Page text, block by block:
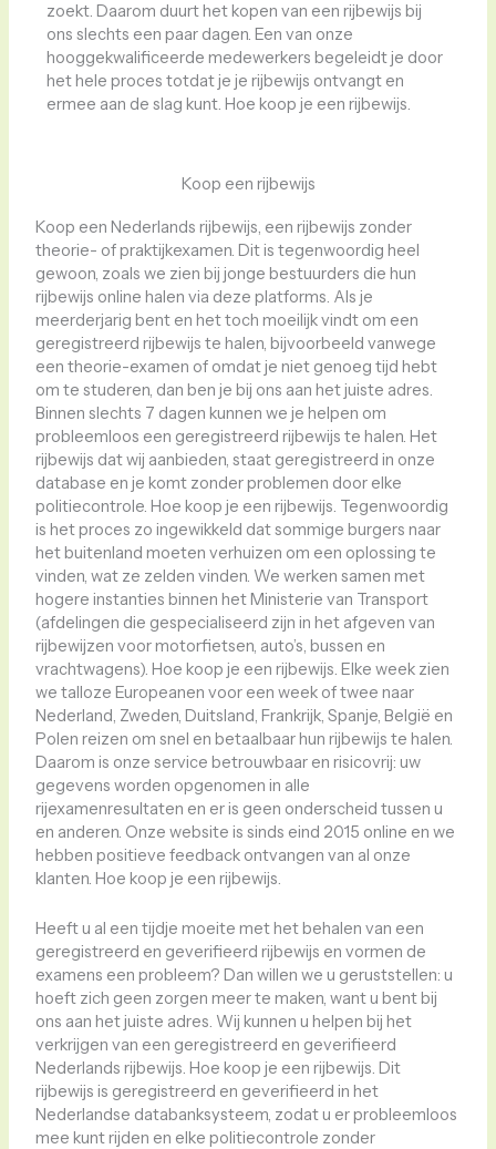
zoekt. Daarom duurt het kopen van een rijbewijs bij
ons slechts een paar dagen. Een van onze
hooggekwalificeerde medewerkers begeleidt je door
het hele proces totdat je je rijbewijs ontvangt en
ermee aan de slag kunt. Hoe koop je een rijbewijs.
Koop een rijbewijs
Koop een Nederlands rijbewijs, een rijbewijs zonder
theorie- of praktijkexamen. Dit is tegenwoordig heel
gewoon, zoals we zien bij jonge bestuurders die hun
rijbewijs online halen via deze platforms. Als je
meerderjarig bent en het toch moeilijk vindt om een ​​
geregistreerd rijbewijs te halen, bijvoorbeeld vanwege
een theorie-examen of omdat je niet genoeg tijd hebt
om te studeren, dan ben je bij ons aan het juiste adres.
Binnen slechts 7 dagen kunnen we je helpen om
probleemloos een geregistreerd rijbewijs te halen. Het
rijbewijs dat wij aanbieden, staat geregistreerd in onze
database en je komt zonder problemen door elke
politiecontrole. Hoe koop je een rijbewijs. Tegenwoordig
is het proces zo ingewikkeld dat sommige burgers naar
het buitenland moeten verhuizen om een ​​oplossing te
vinden, wat ze zelden vinden. We werken samen met
hogere instanties binnen het Ministerie van Transport
(afdelingen die gespecialiseerd zijn in het afgeven van
rijbewijzen voor motorfietsen, auto’s, bussen en
vrachtwagens). Hoe koop je een rijbewijs. Elke week zien
we talloze Europeanen voor een week of twee naar
Nederland, Zweden, Duitsland, Frankrijk, Spanje, België en
Polen reizen om snel en betaalbaar hun rijbewijs te halen.
Daarom is onze service betrouwbaar en risicovrij: uw
gegevens worden opgenomen in alle
rijexamenresultaten en er is geen onderscheid tussen u
en anderen. Onze website is sinds eind 2015 online en we
hebben positieve feedback ontvangen van al onze
klanten. Hoe koop je een rijbewijs.
Heeft u al een tijdje moeite met het behalen van een
geregistreerd en geverifieerd rijbewijs en vormen de
examens een probleem? Dan willen we u geruststellen: u
hoeft zich geen zorgen meer te maken, want u bent bij
ons aan het juiste adres. Wij kunnen u helpen bij het
verkrijgen van een geregistreerd en geverifieerd
Nederlands rijbewijs. Hoe koop je een rijbewijs. Dit
rijbewijs is geregistreerd en geverifieerd in het
Nederlandse databanksysteem, zodat u er probleemloos
mee kunt rijden en elke politiecontrole zonder